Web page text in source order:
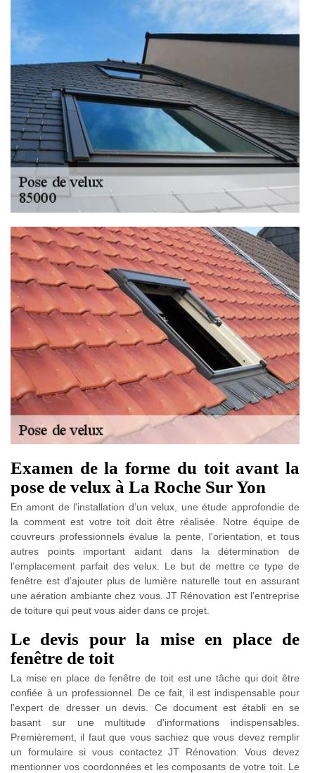
Examen de la forme du toit avant la
pose de velux à La Roche Sur Yon
En amont de l'installation d’un velux, une étude approfondie de
la comment est votre toit doit être réalisée. Notre équipe de
couvreurs professionnels évalue la pente, l'orientation, et tous
autres points important aidant dans la détermination de
l’emplacement parfait des velux. Le but de mettre ce type de
fenêtre est d’ajouter plus de lumière naturelle tout en assurant
une aération ambiante chez vous. JT Rénovation est l’entreprise
de toiture qui peut vous aider dans ce projet.
Le devis pour la mise en place de
fenêtre de toit
La mise en place de fenêtre de toit est une tâche qui doit être
confiée à un professionnel. De ce fait, il est indispensable pour
l'expert de dresser un devis. Ce document est établi en se
basant sur une multitude d'informations indispensables.
Premièrement, il faut que vous sachiez que vous devez remplir
un formulaire si vous contactez JT Rénovation. Vous devez
mentionner vos coordonnées et les composants de votre toit. Le